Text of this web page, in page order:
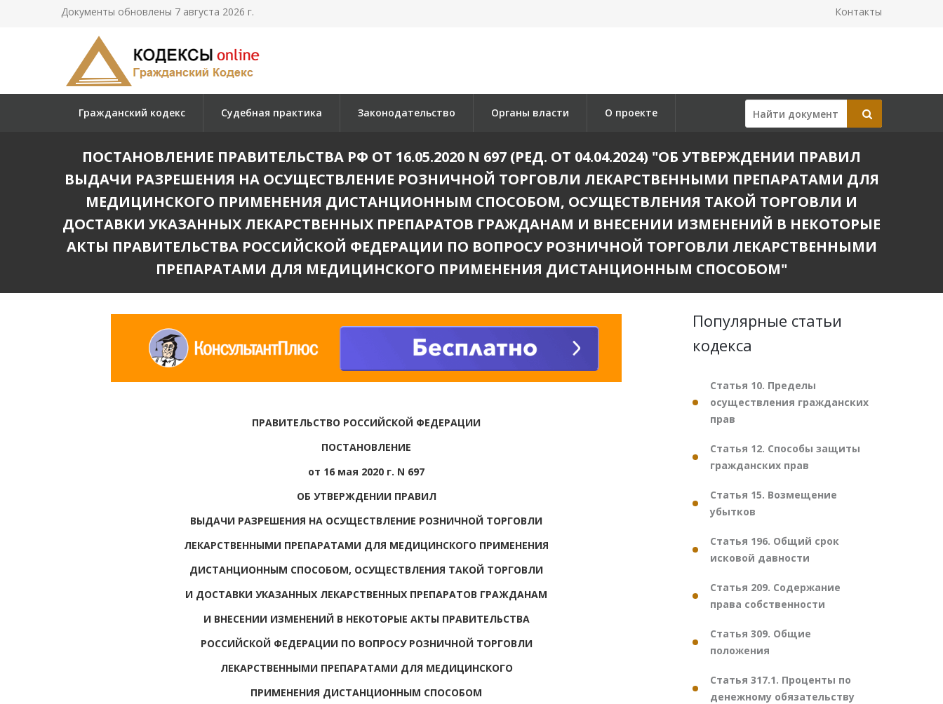
Документы обновлены 7 августа 2026 г. Контакты
Гражданский кодекс Судебная практика Законодательство Органы власти О проекте
ПОСТАНОВЛЕНИЕ ПРАВИТЕЛЬСТВА РФ ОТ 16.05.2020 N 697 (РЕД. ОТ 04.04.2024) "ОБ УТВЕРЖДЕНИИ ПРАВИЛ
ВЫДАЧИ РАЗРЕШЕНИЯ НА ОСУЩЕСТВЛЕНИЕ РОЗНИЧНОЙ ТОРГОВЛИ ЛЕКАРСТВЕННЫМИ ПРЕПАРАТАМИ ДЛЯ
МЕДИЦИНСКОГО ПРИМЕНЕНИЯ ДИСТАНЦИОННЫМ СПОСОБОМ, ОСУЩЕСТВЛЕНИЯ ТАКОЙ ТОРГОВЛИ И
ДОСТАВКИ УКАЗАННЫХ ЛЕКАРСТВЕННЫХ ПРЕПАРАТОВ ГРАЖДАНАМ И ВНЕСЕНИИ ИЗМЕНЕНИЙ В НЕКОТОРЫЕ
АКТЫ ПРАВИТЕЛЬСТВА РОССИЙСКОЙ ФЕДЕРАЦИИ ПО ВОПРОСУ РОЗНИЧНОЙ ТОРГОВЛИ ЛЕКАРСТВЕННЫМИ
ПРЕПАРАТАМИ ДЛЯ МЕДИЦИНСКОГО ПРИМЕНЕНИЯ ДИСТАНЦИОННЫМ СПОСОБОМ"
ПРАВИТЕЛЬСТВО РОССИЙСКОЙ ФЕДЕРАЦИИ
ПОСТАНОВЛЕНИЕ
от 16 мая 2020 г. N 697
ОБ УТВЕРЖДЕНИИ ПРАВИЛ
ВЫДАЧИ РАЗРЕШЕНИЯ НА ОСУЩЕСТВЛЕНИЕ РОЗНИЧНОЙ ТОРГОВЛИ
ЛЕКАРСТВЕННЫМИ ПРЕПАРАТАМИ ДЛЯ МЕДИЦИНСКОГО ПРИМЕНЕНИЯ
ДИСТАНЦИОННЫМ СПОСОБОМ, ОСУЩЕСТВЛЕНИЯ ТАКОЙ ТОРГОВЛИ
И ДОСТАВКИ УКАЗАННЫХ ЛЕКАРСТВЕННЫХ ПРЕПАРАТОВ ГРАЖДАНАМ
И ВНЕСЕНИИ ИЗМЕНЕНИЙ В НЕКОТОРЫЕ АКТЫ ПРАВИТЕЛЬСТВА
РОССИЙСКОЙ ФЕДЕРАЦИИ ПО ВОПРОСУ РОЗНИЧНОЙ ТОРГОВЛИ
ЛЕКАРСТВЕННЫМИ ПРЕПАРАТАМИ ДЛЯ МЕДИЦИНСКОГО
ПРИМЕНЕНИЯ ДИСТАНЦИОННЫМ СПОСОБОМ
Популярные статьи
кодекса
Статья 10. Пределы
осуществления гражданских
прав
Статья 12. Способы защиты
гражданских прав
Статья 15. Возмещение
убытков
Статья 196. Общий срок
исковой давности
Статья 209. Содержание
права собственности
Статья 309. Общие
положения
Статья 317.1. Проценты по
денежному обязательству